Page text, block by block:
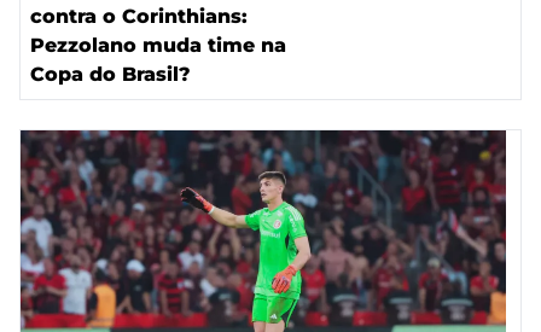
contra o Corinthians:
Pezzolano muda time na
Copa do Brasil?